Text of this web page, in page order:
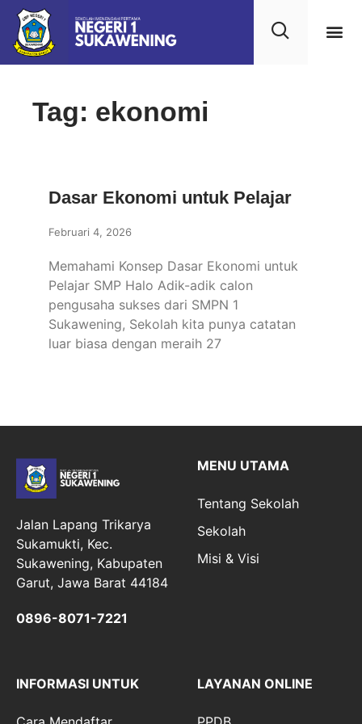
Tag: ekonomi
Dasar Ekonomi untuk Pelajar
Februari 4, 2026
Memahami Konsep Dasar Ekonomi untuk
Pelajar SMP Halo Adik-adik calon
pengusaha sukses dari SMPN 1
Sukawening, Sekolah kita punya catatan
luar biasa dengan meraih 27
Jalan Lapang Trikarya
Sukamukti, Kec.
Sukawening, Kabupaten
Garut, Jawa Barat 44184
0896-8071-7221
MENU UTAMA
Tentang Sekolah
Sekolah
Misi & Visi
INFORMASI UNTUK LAYANAN ONLINE